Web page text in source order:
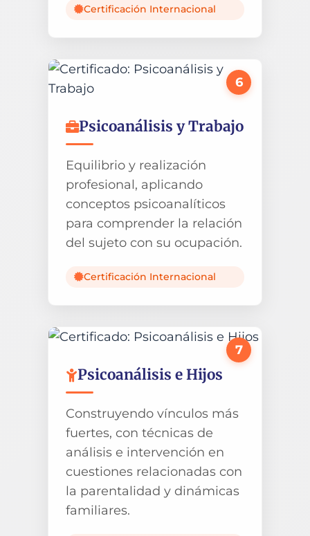
Certificación Internacional
6
Psicoanálisis y Trabajo
Equilibrio y realización
profesional, aplicando
conceptos psicoanalíticos
para comprender la relación
del sujeto con su ocupación.
Certificación Internacional
7
Psicoanálisis e Hijos
Construyendo vínculos más
fuertes, con técnicas de
análisis e intervención en
cuestiones relacionadas con
la parentalidad y dinámicas
familiares.